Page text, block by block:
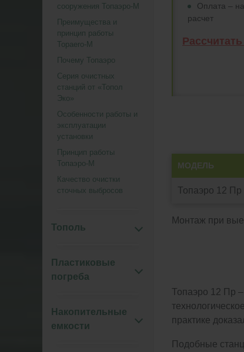
сооружения Топаэро-М
Преимущества и
принцип работы
Topaero-M
Почему Топаэро
Серия очистных
станций от «Топол
Эко»
Особенности работы и
эксплуатации
установки
Принцип работы
Топаэро-М
Качество очистки
сточных выбросов
Тополь
Пластиковые
погреба
Накопительные
емкости
Оплата –
расчет
МОДЕЛЬ
Топаэро 12 Пр
Монтаж при
Топаэро 12 Пр –
практике
Подобные